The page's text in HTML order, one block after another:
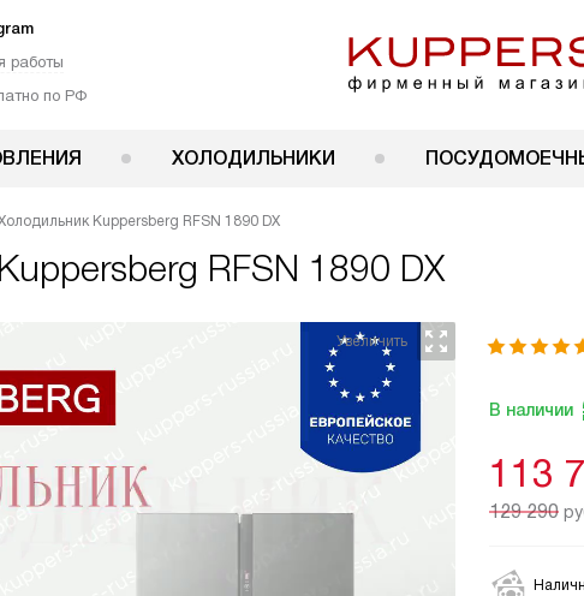
работы
по РФ
ХОЛОДИЛЬНИКИ
Kuppersberg RFSN 1890 DX
Kuppersberg RFSN 1890 DX
В наличии
113
129 290